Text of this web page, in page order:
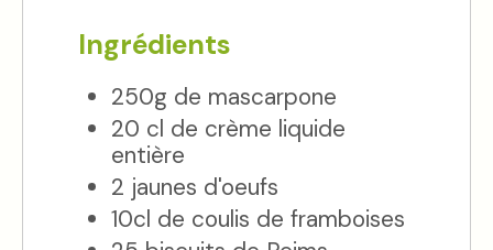
Ingrédients
250g de mascarpone
20 cl de crème liquide
entière
2 jaunes d'oeufs
10cl de coulis de framboises